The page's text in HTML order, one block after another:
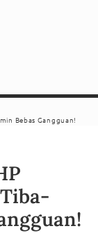
Bebas Gangguan!